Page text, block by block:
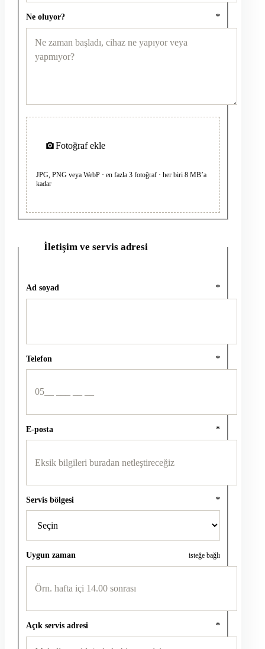
Ne oluyor? *
Fotoğraf ekle
JPG, PNG veya WebP · en fazla 3 fotoğraf · her biri 8 MB’a
kadar
İletişim ve servis adresi
Ad soyad *
Telefon *
E-posta *
Servis bölgesi *
Uygun zaman isteğe bağlı
Açık servis adresi *